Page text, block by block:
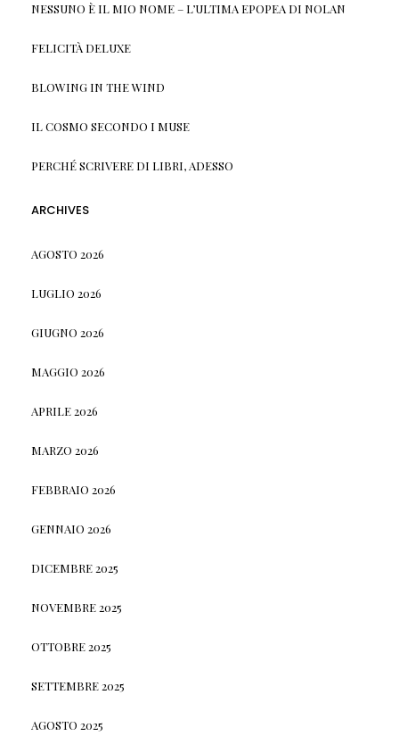
NESSUNO È IL MIO NOME – L’ULTIMA EPOPEA DI NOLAN
FELICITÀ DELUXE
BLOWING IN THE WIND
IL COSMO SECONDO I MUSE
PERCHÉ SCRIVERE DI LIBRI, ADESSO
ARCHIVES
AGOSTO 2026
LUGLIO 2026
GIUGNO 2026
MAGGIO 2026
APRILE 2026
MARZO 2026
FEBBRAIO 2026
GENNAIO 2026
DICEMBRE 2025
NOVEMBRE 2025
OTTOBRE 2025
SETTEMBRE 2025
AGOSTO 2025